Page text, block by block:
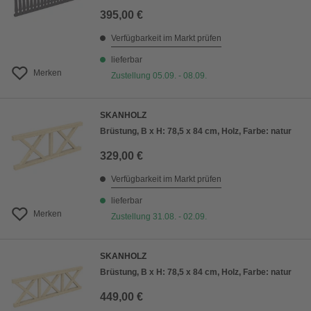
Merken
395,00 €
Verfügbarkeit im Markt prüfen
lieferbar
Zustellung 05.09. - 08.09.
Merken
SKANHOLZ
Brüstung, B x H: 78,5 x 84 cm, Holz, Farbe: natur
329,00 €
Verfügbarkeit im Markt prüfen
lieferbar
Zustellung 31.08. - 02.09.
SKANHOLZ
Brüstung, B x H: 78,5 x 84 cm, Holz, Farbe: natur
449,00 €